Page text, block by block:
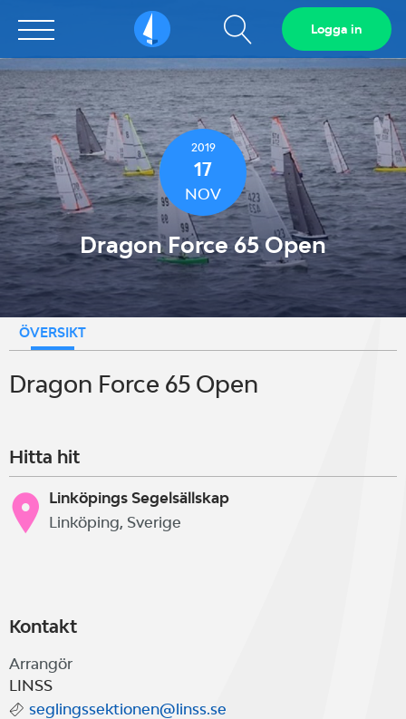
Sailarena Visa
sökfält
Logga in
2019
17
NOV
Dragon Force 65 Open
ÖVERSIKT
Dragon Force 65 Open
Hitta hit
Linköpings Segelsällskap
Linköping, Sverige
Kontakt
Arrangör
LINSS
seglingssektionen@linss.se